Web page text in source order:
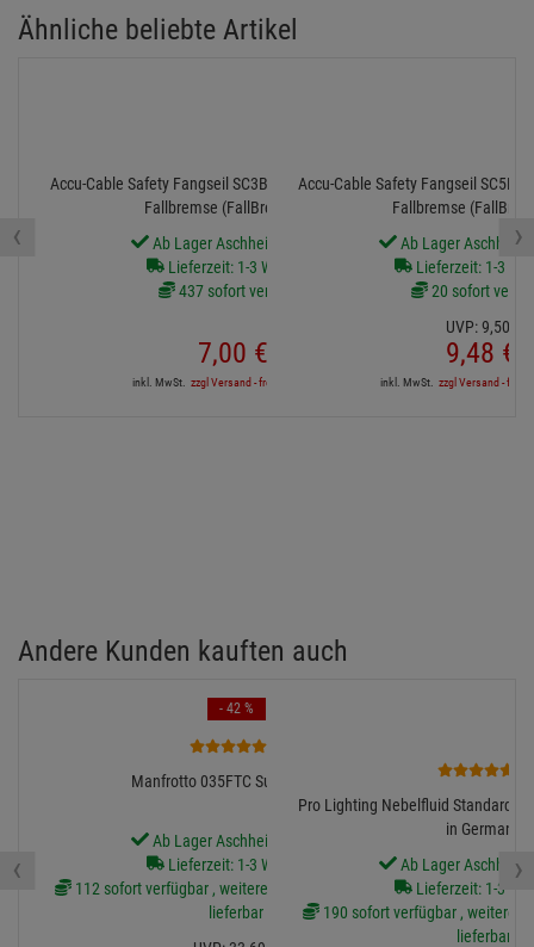
Ähnliche beliebte Artikel
Accu-Cable Safety Fangseil SC3B - 25kg, 3mm, 60cm mit
Fallbremse (FallBreakLoop)
Ab Lager Aschheim lieferbar
Lieferzeit: 1-3 Werktage
437 sofort verfügbar
7,00 €
inkl. MwSt. zzgl Versand - frei ab 90,-€ in DE
Accu-Cable Safety Fangseil SC5B -
Fallbremse
Ab Lager
Lieferzeit: 1-3
20 sofort
UVP:9,50
9,48 €
inkl. MwSt. zzgl Versand - frei
‹ ›
Andere Kunden kauften auch
Manfrotto 035FTC Super-Clamp
Ab Lager Aschheim lieferbar
Lieferzeit: 1-3 Werktage
112 sofort verfügbar , weitere Artikel ab Zentrallager
lieferbar
- 42 %
Pro Lighting Nebelfluid Standard
in Germany
Ab Lager
Lieferzeit: 1-3
190 sofort verfügbar , weitere
lieferbar
‹ ›